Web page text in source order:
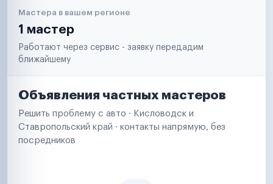
Мастера в вашем регионе
1 мастер
Работают через сервис - заявку передадим
ближайшему
Объявления частных мастеров
Решить проблему с авто · Кисловодск и
Ставропольский край · контакты напрямую, без
посредников